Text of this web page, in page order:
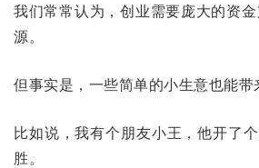
我们常常认为，创业需要庞大的资
源。
但事实是，一些简单的小生意也能带
比如说，我有个朋友小王，他开了
胜。